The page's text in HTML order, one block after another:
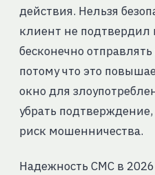
действия. Нельзя
клиент не
бесконечно
потому что это
окно для
убрать подтверждение,
риск мошенничества.
Надежность СМС в